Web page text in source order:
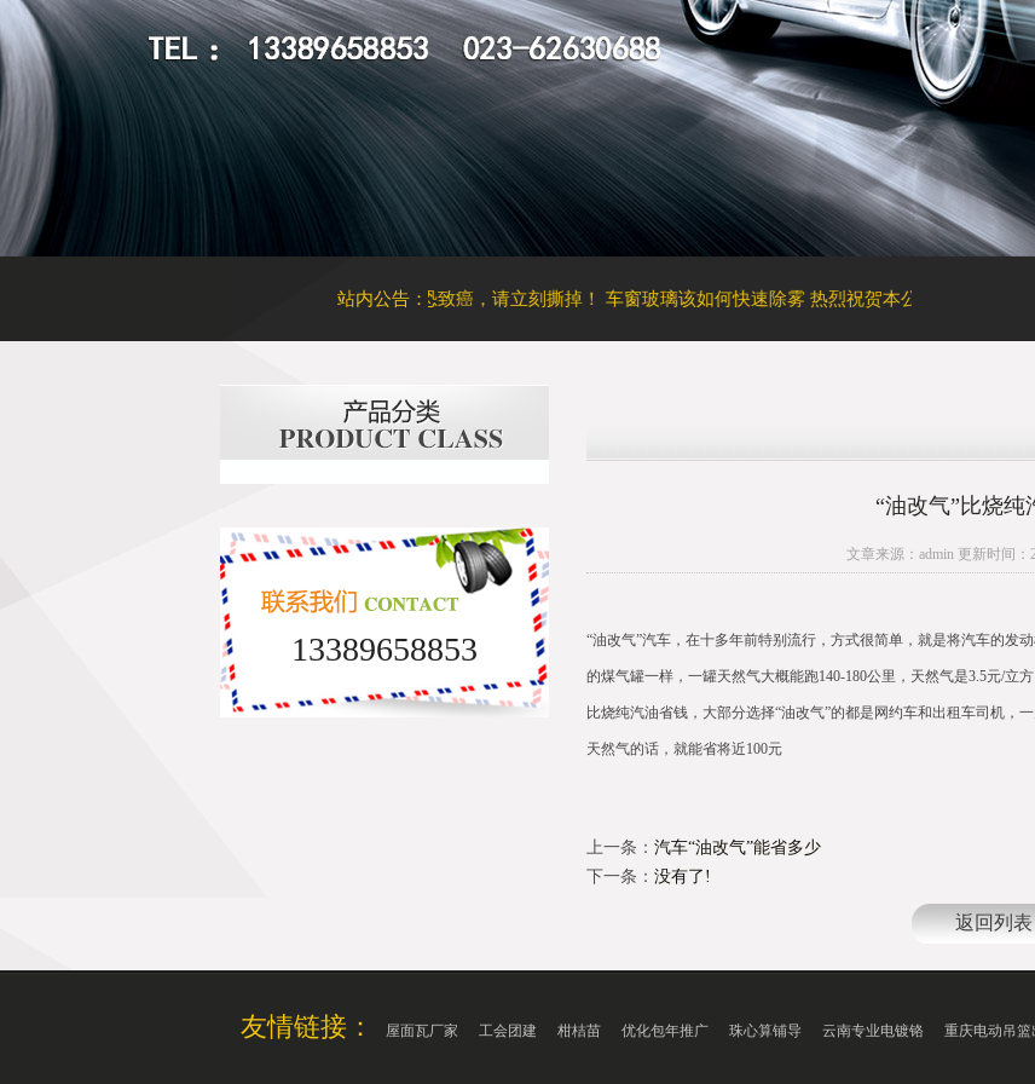
站内公告：
太阳膜起泡恐致癌，请立刻撕掉！车窗玻璃该如何快速除雾热烈祝贺本公司网站全新上线！
13389658853
“油改气”比烧纯
文章来源：admin 更新时间：
“油改气”汽车，在十多年前特别流行，方式很简单，就是将汽车的发
的煤气罐一样，一罐天然气大概能跑140-180公里，天然气是3.5元/立方
比烧纯汽油省钱，大部分选择“油改气”的都是网约车和出租车司机，
天然气的话，就能省将近100元
上一条： 汽车“油改气”能省多少
下一条： 没有了!
返回列表
友情链接： 屋面瓦厂家 工会团建 柑桔苗 优化包年推广 珠心算铺导 云南专业电镀铬 重庆电动吊篮